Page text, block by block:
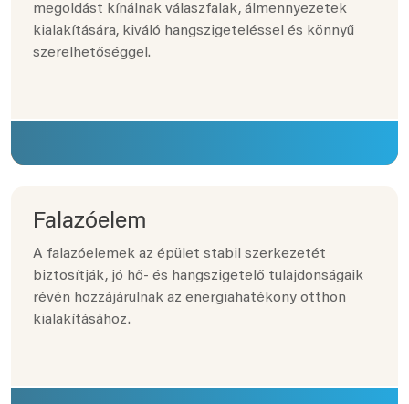
megoldást kínálnak válaszfalak, álmennyezetek
kialakítására, kiváló hangszigeteléssel és könnyű
szerelhetőséggel.
Falazóelem
A falazóelemek az épület stabil szerkezetét
biztosítják, jó hő- és hangszigetelő tulajdonságaik
révén hozzájárulnak az energiahatékony otthon
kialakításához.